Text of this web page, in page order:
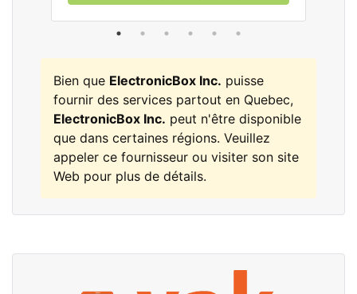
Bien que ElectronicBox Inc. puisse
fournir des services partout en Quebec,
ElectronicBox Inc. peut n'être disponible
que dans certaines régions. Veuillez
appeler ce fournisseur ou visiter son site
Web pour plus de détails.